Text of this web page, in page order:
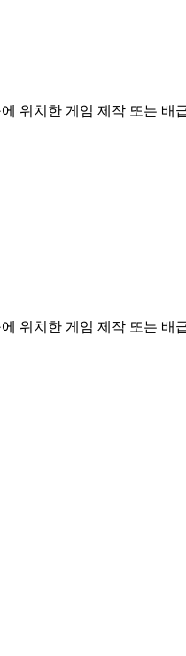
위치한 게임 제작 또는 배
위치한 게임 제작 또는 배